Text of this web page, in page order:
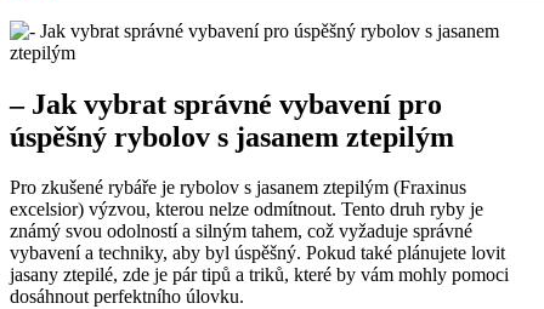
– Jak⁤ vybrat správné ​vybavení pro
úspěšný rybolov s jasanem ztepilým
Pro ‍zkušené​ rybáře je rybolov ‍s jasanem ztepilým (Fraxinus
excelsior) výzvou, kterou nelze odmítnout. Tento druh ryby je
známý svou odolností a silným tahem, což vyžaduje správné
vybavení a‌ techniky, aby byl úspěšný. Pokud také plánujete lovit
jasany ztepilé, zde je pár tipů a triků, které by​ vám mohly pomoci
dosáhnout perfektního úlovku.